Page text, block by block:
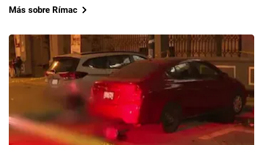
Más sobre Rímac